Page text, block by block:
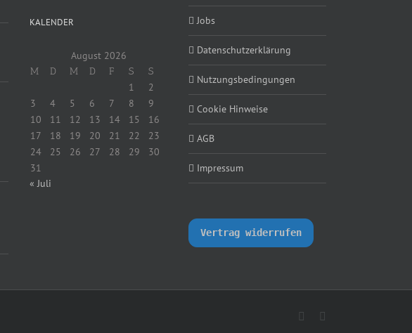
KALENDER
August 2026
M D M D F S S
1
2
3
4 5 6 7 8
9
10
11 12 13 14 15
16
17
18 19 20 21 22
23
24
25 26 27 28 29
30
31
« Juli
Jobs
Datenschutzerklärung
Nutzungsbedingungen
Cookie Hinweise
AGB
Impressum
Vertrag widerrufen